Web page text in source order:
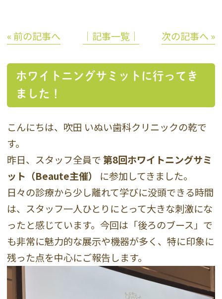
« 前の記事へ │記事一覧│ 次の記事へ »
ホワイトニングサミットに行ってき
ました！
こんにちは、吹田 いぬい歯科クリニックの乾で
す。
昨日、スタッフ全員で第8回ホワイトニングサミ
ット（Beaute主催）
に参加してきました。
日々の診療から少し離れて学びに没頭できる時間
は、スタッフ一人ひとりにとって大きな刺激にな
ったと感じています。今回は「後ろのブース」で
も非常に魅力的な展示や機器が多く、特に印象に
残った点を中心にご報告します。